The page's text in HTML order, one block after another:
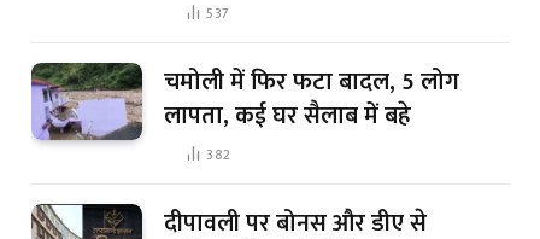
537
चमोली में फिर फटा बादल, 5 लोग
लापता, कई घर सैलाब में बहे
382
दीपावली पर बोनस और डीए से